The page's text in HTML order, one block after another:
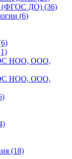
(ФГОС ДО) (36)
(6)
НОО, ООО,
НОО, ООО,
(18)